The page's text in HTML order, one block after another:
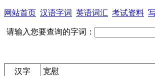
网站首页 汉语字词 英语词汇 考试资料
请输入您要查询的字词：
汉字 宽慰